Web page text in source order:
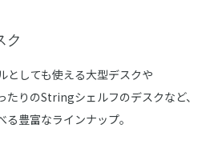
ク
としても使える大型デスクや
たりのStringシェルフのデスクなど、
豊富なラインナップ。